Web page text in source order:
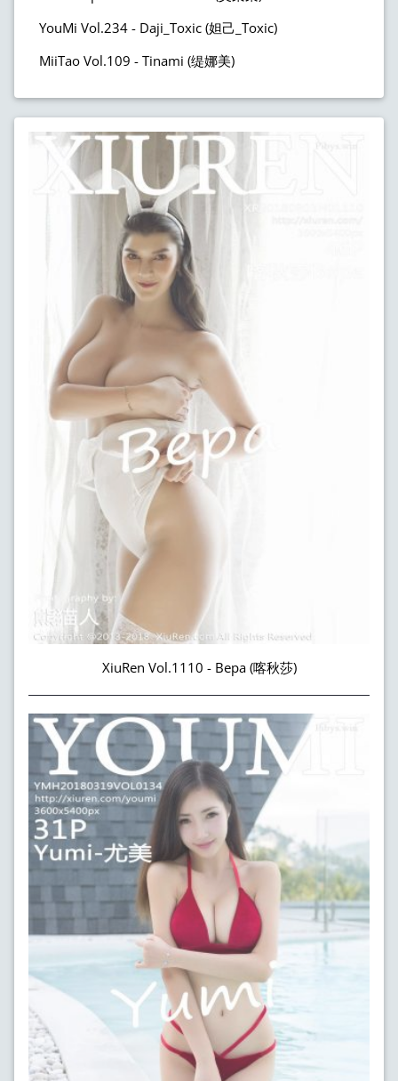
YouMi Vol.234 - Daji_Toxic (妲己_Toxic)
MiiTao Vol.109 - Tinami (缇娜美)
XiuRen Vol.1110 - Bepa (喀秋莎)